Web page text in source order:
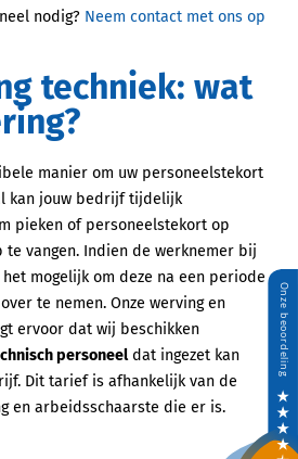
nodig? Neem contact met ons op
manier om uw personeelstekort
kan jouw bedrijf tijdelijk
pieken of personeelstekort op
vangen. Indien de werknemer bij
mogelijk om deze na een periode
te nemen. Onze werving en
ervoor dat wij beschikken
personeeldat ingezet kan
Dit tarief is afhankelijk van de
en arbeidsschaarste die er is.